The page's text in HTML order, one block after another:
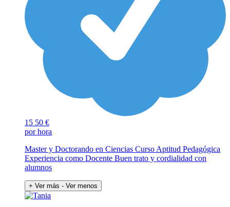
15 50 €
por hora
Master y Doctorando en Ciencias Curso Aptitud Pedagógica
Experiencia como Docente Buen trato y cordialidad con
alumnos
+ Ver más - Ver menos